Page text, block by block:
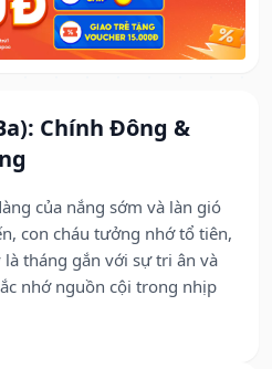
Chính Đông &
của nắng sớm và làn gió
con cháu tưởng nhớ tổ tiên,
tháng gắn với sự tri ân và
nhớ nguồn cội trong nhịp